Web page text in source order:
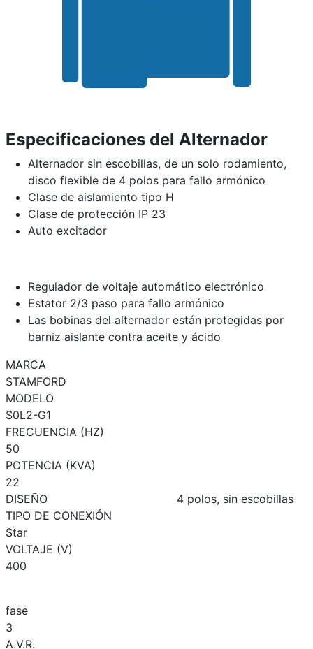
Especificaciones del Alternador
Alternador sin escobillas, de un solo rodamiento,
disco flexible de 4 polos para fallo armónico
Clase de aislamiento tipo H
Clase de protección IP 23
Auto excitador
Regulador de voltaje automático electrónico
Estator 2/3 paso para fallo armónico
Las bobinas del alternador están protegidas por
barniz aislante contra aceite y ácido
MARCA
STAMFORD
MODELO
S0L2-G1
FRECUENCIA (HZ)
50
POTENCIA (KVA)
22
DISEÑO
4 polos, sin escobillas
TIPO DE CONEXIÓN
Star
VOLTAJE (V)
400
fase
3
A.V.R.